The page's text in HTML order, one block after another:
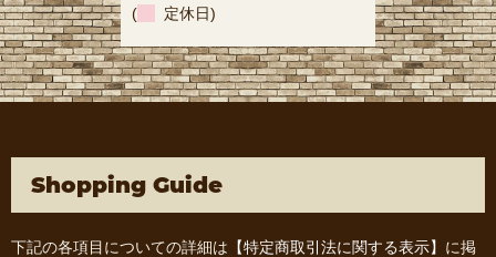
( 定休日)
Shopping Guide
下記の各項目についての詳細は 【特定商取引法に関する表示】 に掲